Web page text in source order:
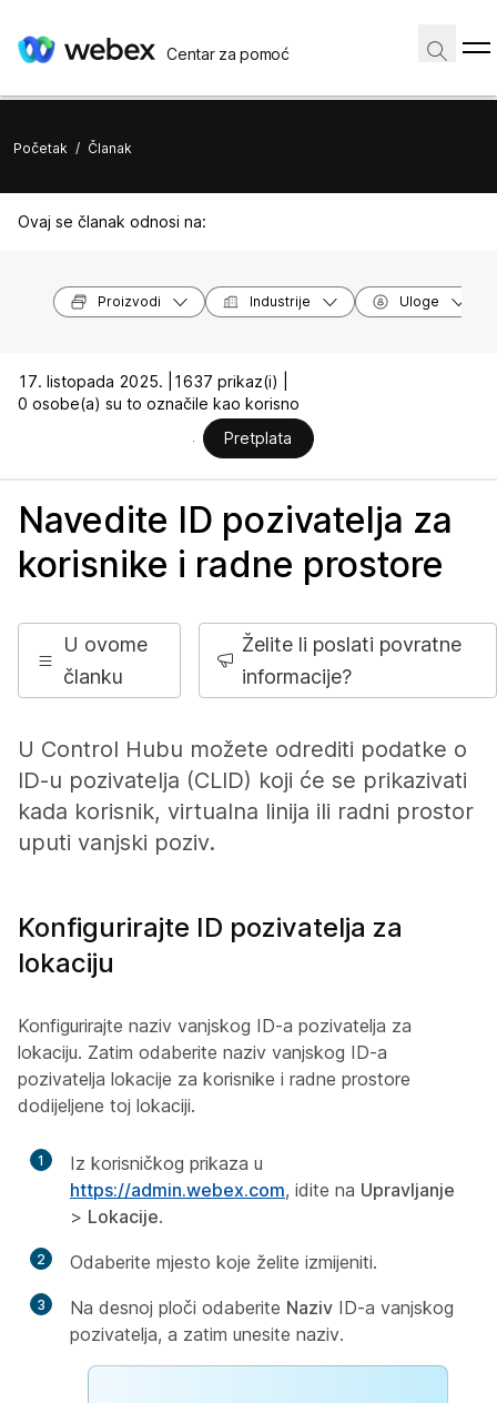
Centar za pomoć
Početak / Članak
Ovaj se članak odnosi na:
Proizvodi Industrije Uloge
17. listopada 2025. |
1637 prikaz(i) |
0 osobe(a) su to označile kao korisno
Pretplata
Navedite ID pozivatelja za
korisnike i radne prostore
U ovome
članku
Želite li poslati povratne
informacije?
U Control Hubu možete odrediti podatke o
ID-u pozivatelja (CLID) koji će se prikazivati
kada korisnik, virtualna linija ili radni prostor
uputi vanjski poziv.
Konfigurirajte ID pozivatelja za
lokaciju
Konfigurirajte naziv vanjskog ID-a pozivatelja za
lokaciju. Zatim odaberite naziv vanjskog ID-a
pozivatelja lokacije za korisnike i radne prostore
dodijeljene toj lokaciji.
1
Iz korisničkog prikaza u
https://admin.webex.com, idite na Upravljanje
> Lokacije.
2 Odaberite mjesto koje želite izmijeniti.
3 Na desnoj ploči odaberite Naziv ID-a vanjskog
pozivatelja, a zatim unesite naziv.